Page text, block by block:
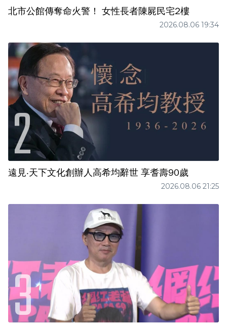
北市公館傳奪命火警！ 女性長者陳屍民宅2樓
2026.08.06 19:34
遠見‧天下文化創辦人高希均辭世 享耆壽90歲
2026.08.06 21:25